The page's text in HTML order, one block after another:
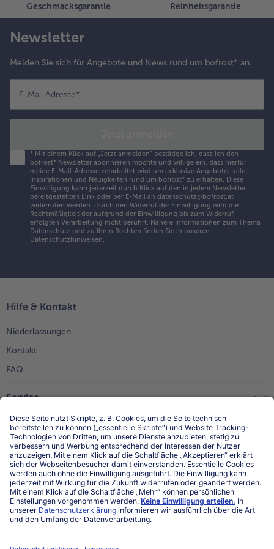
Geschmacksgarantie Reinheitsgarantie
Newsletter
Melden Sie sich für Angebote und News rund um bofrost* an.
E-Mail Adresse*
* Mit einem Klick auf „Jetzt anmelden" bestätige ich, dass ich den
bofrost* Newsletter abonnieren möchte und willige ein, dass hierfür
meine E-Mail-Adresse verarbeitet wird um exklusive Angebote, tolle
Inspirationen und Neuigkeiten rund um bofrost* zu erhalten. Diese
Einwilligung kann jederzeit durch Klick auf den in jedem Newsletter
bereitgestellten Link oder per E-Mail an datenschutz@bofrost.at
widerrufen werden. Durch den Widerruf der Einwilligung wird die
Rechtmäßigkeit der aufgrund der Einwilligung bis zum Widerruf
erfolgten Verarbeitung nicht berührt. Nähere Informationen zum Thema
Datenschutz und zu Ihren Rechten finden Sie in unseren
Datenschutzhinweisen.
Hilfe & Kontakt
Niederlassungen
Kontakt
FAQ
Service
Unternehmen
Über uns